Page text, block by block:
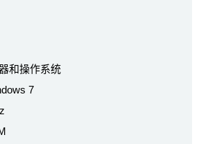
和操作系统
7